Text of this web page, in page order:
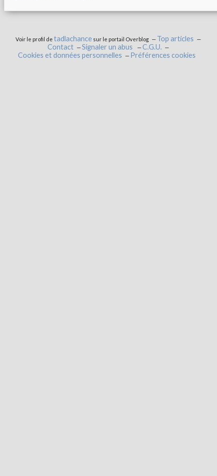
Voir le profil detadlachance sur le portail Overblog
Top articles
Contact
Signaler un abus
C.G.U.
Cookies et données personnelles
Préférences cookies